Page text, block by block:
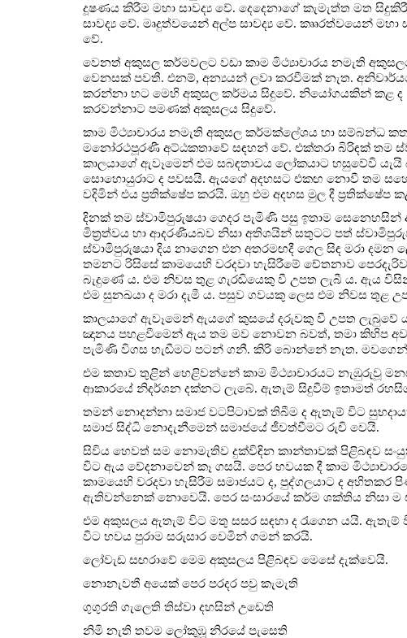
දූෂණය කිරීම මහා සාවද්‍ය වේ. දෙදෙනාගේ කැමැත්ත මත
සාවද්‍ය වේ. මෘදුත්වයෙන් අල්ප සාවද්‍ය වේ. කෲරත්වයෙන් මහා
වේ.
වෙනත් අකුසල කර්මවලට වඩා කාම මිථ්‍යාචාරය නමැති
වෙනසක් පවතී. එනම්, අන්‍යයන් ලවා කරවීමක් නැත.
කරන්නා හට මෙහි අකුසල කර්මය සිදුවේ. නියෝගයකින් කළ ද
කරවන්නාට පමණක් අකුසලය සිදුවේ.
කාම මිථ්‍යාචාරය නමැති අකුසල කර්මක්ලේශය හා සම්බන්ධ
මනෝරථපූරණී අට්ඨකතාවේ සඳහන් වේ. එක්තරා බිරිඳක් තම
කාලයාගේ ඇවෑමෙන් එම සබඳතාවය ලෝකයාට හසුවේවි යැයි
සොහොයුරාට ද පවසයි. ඇයගේ අදහසට එකඟ නොවී තම
වදිමින් එය ප්‍රතික්ෂේප කරයි. ඔහු එම අදහස මුල දී
දිනක් තම ස්වාමිපුරුෂයා ගෙදර පැමිණි පසු ඉතාම
මිත්‍රත්වය හා ආදරණීයබව නිසා අතිශයින් සතුටට පත්
ස්වාමිපුරුෂයා දිය නාගෙන එන අතරමඟදී ගෙල සිඳ මරා
තමනට රිසිසේ කාමයෙහි වරදවා හැසිරීමේ චේතනාව
බැදුණේ ය. එම නිවස තුළ ගැරඬියෙකු වී උපත ලැබී ය. ඇය
එම සුනඛයා ද මරා දැමී ය. පසුව ගවයකු ලෙස එම නිවස තුළ
කාලයාගේ ඇවෑමෙන් ඇයගේ කුසයේ දරුවකු වී උපත ලැබුවේ
ඤානය පහළවීමෙන් ඇය තම මව නොවන බවත්, තමා කිහිප
පැමිණි විගස හැඬීමට පටන් ගනී. කිරි බොන්නේ නැත.
එම කතාව තුළින් හෙළිවන්නේ කාම මිථ්‍යාචාරයට නැඹුරුවූ
ආකාරයේ නිදර්ශන දක්නට ලැබේ. ඇතැම් සිදුවීම් ඉතාමත්
තමන් නොදන්නා සමාජ වටපිටාවක් තිබීම ද ඇතැම් විට
සමාජ සිද්ධි නොදැනීමෙන් සමාජයේ ජීවත්වීමට රුචි වෙයි.
සිවිය හෙවත් සම නොමැතිව දුක්විඳින කාන්තාවක් පිළිබඳව
විට ඇය වේදනාවෙන් කෑ ගසයි. පෙර භවයක දී කාම
කාමයෙහි වරදවා හැසිරීම සමාජයට ද, පුද්ගලයාට ද
ඇතිවන්නෙක් නොවෙයි. පෙර සංසාරයේ කර්ම ශක්තිය නිසා ම
එම අකුසලය ඇතැම් විට මතු සසර සඳහා ද රැගෙන යයි.
විට භවය පුරාම සරුසාර වෙමින් ගමන් කරයි.
ලෝවැඩ සඟරාවේ මෙම අකුසලය පිළිබඳව මෙසේ දැක්වෙයි.
නොනැවතී අයෙක් පෙර පරදර පවු කැමැති
ගුගුරති ගැලෙති තිස්වා දහසින් උඩෙති
නිමි නැති තවම ලෝකුඹූ නිරයේ පැසෙති